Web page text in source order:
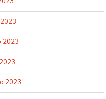
2023
2023